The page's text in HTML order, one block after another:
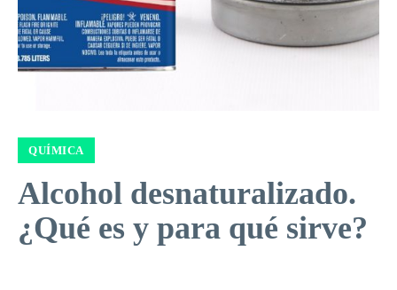
QUÍMICA
Alcohol desnaturalizado.
¿Qué es y para qué sirve?